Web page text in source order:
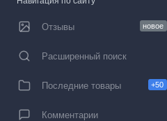
Отзывы новое
Расширенный поиск
Последние товары +50
Комментарии